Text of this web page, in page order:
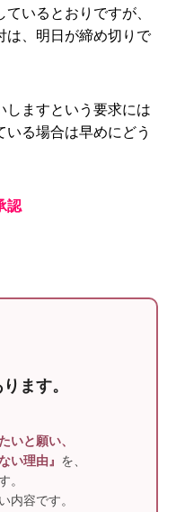
いるとおりですが、
は、明日が締め切りで
しますという要求には
る場合は早めにどう
認
ます。
いと願い、
い理由』 を、
。
内容です。